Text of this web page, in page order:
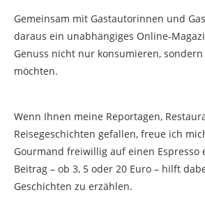
Gemeinsam mit Gastautorinnen und
daraus ein unabhängiges Online-
Genuss nicht nur konsumieren,
möchten.
Wenn Ihnen meine Reportagen,
Reisegeschichten gefallen, freue ich
Gourmand freiwillig auf einen Espresso
Beitrag – ob 3, 5 oder 20 Euro – hilft
Geschichten zu erzählen.